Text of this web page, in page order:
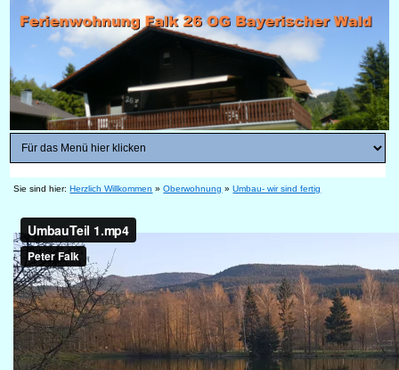
Sie sind hier:Herzlich Willkommen »Oberwohnung »Umbau- wir sind fertig